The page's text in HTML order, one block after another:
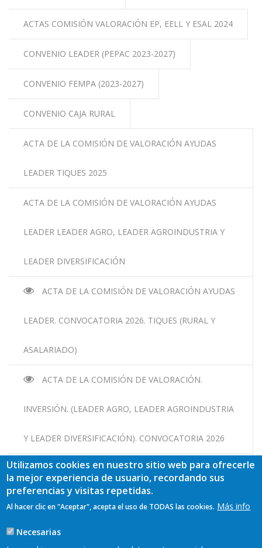
ACTAS COMISIÓN VALORACIÓN EP, EELL Y ESAL 2024
CONVENIO LEADER (PEPAC 2023-2027)
CONVENIO FEMPA (2023-2027)
CONVENIO CAJA RURAL
ACTA DE LA COMISIÓN DE VALORACIÓN AYUDAS
LEADER TIQUES 2025
ACTA DE LA COMISIÓN DE VALORACIÓN AYUDAS
LEADER LEADER AGRO, LEADER AGROINDUSTRIA Y
LEADER DIVERSIFICACIÓN
ACTA DE LA COMISIÓN DE VALORACIÓN AYUDAS
LEADER. CONVOCATORIA 2026. TIQUES (RURAL Y
ASALARIADO)
ACTA DE LA COMISIÓN DE VALORACIÓN.
INVERSIÓN. (LEADER AGRO, LEADER AGROINDUSTRIA
Y LEADER DIVERSIFICACIÓN). CONVOCATORIA 2026
Estatutos y estructura
organizativa
Estatutos ADRIOA actualizados en 2024
Junta directiva
Utilizamos cookies en nuestro sitio web para ofrecerle
la mejor experiencia de usuario, recordando sus
preferencias y visitas repetidas.
Al hacer clic en "Aceptar", acepta el uso de TODAS las cookies. Más info
Necesarias